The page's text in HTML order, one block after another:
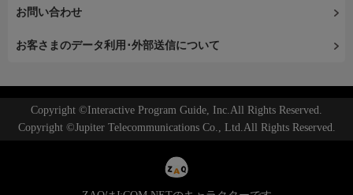
お問い合わせ
お客さまのデータ利用･外部送信について
Copyright ©Interactive Program Guide, Inc.All Rights Reserved.
Copyright ©Jupiter Telecommunications Co., Ltd.All Rights Reserved.